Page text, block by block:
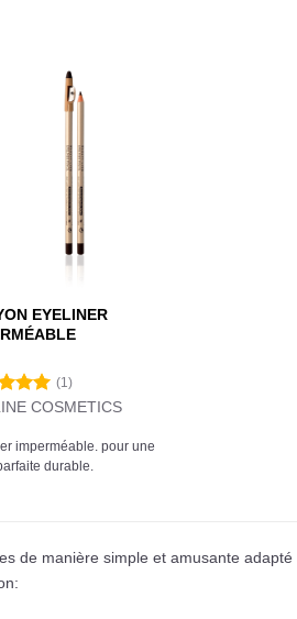
EYELINER
5.00
(1)
COSMETICS
imperméable. pour une
durable.
de manière simple et amusante